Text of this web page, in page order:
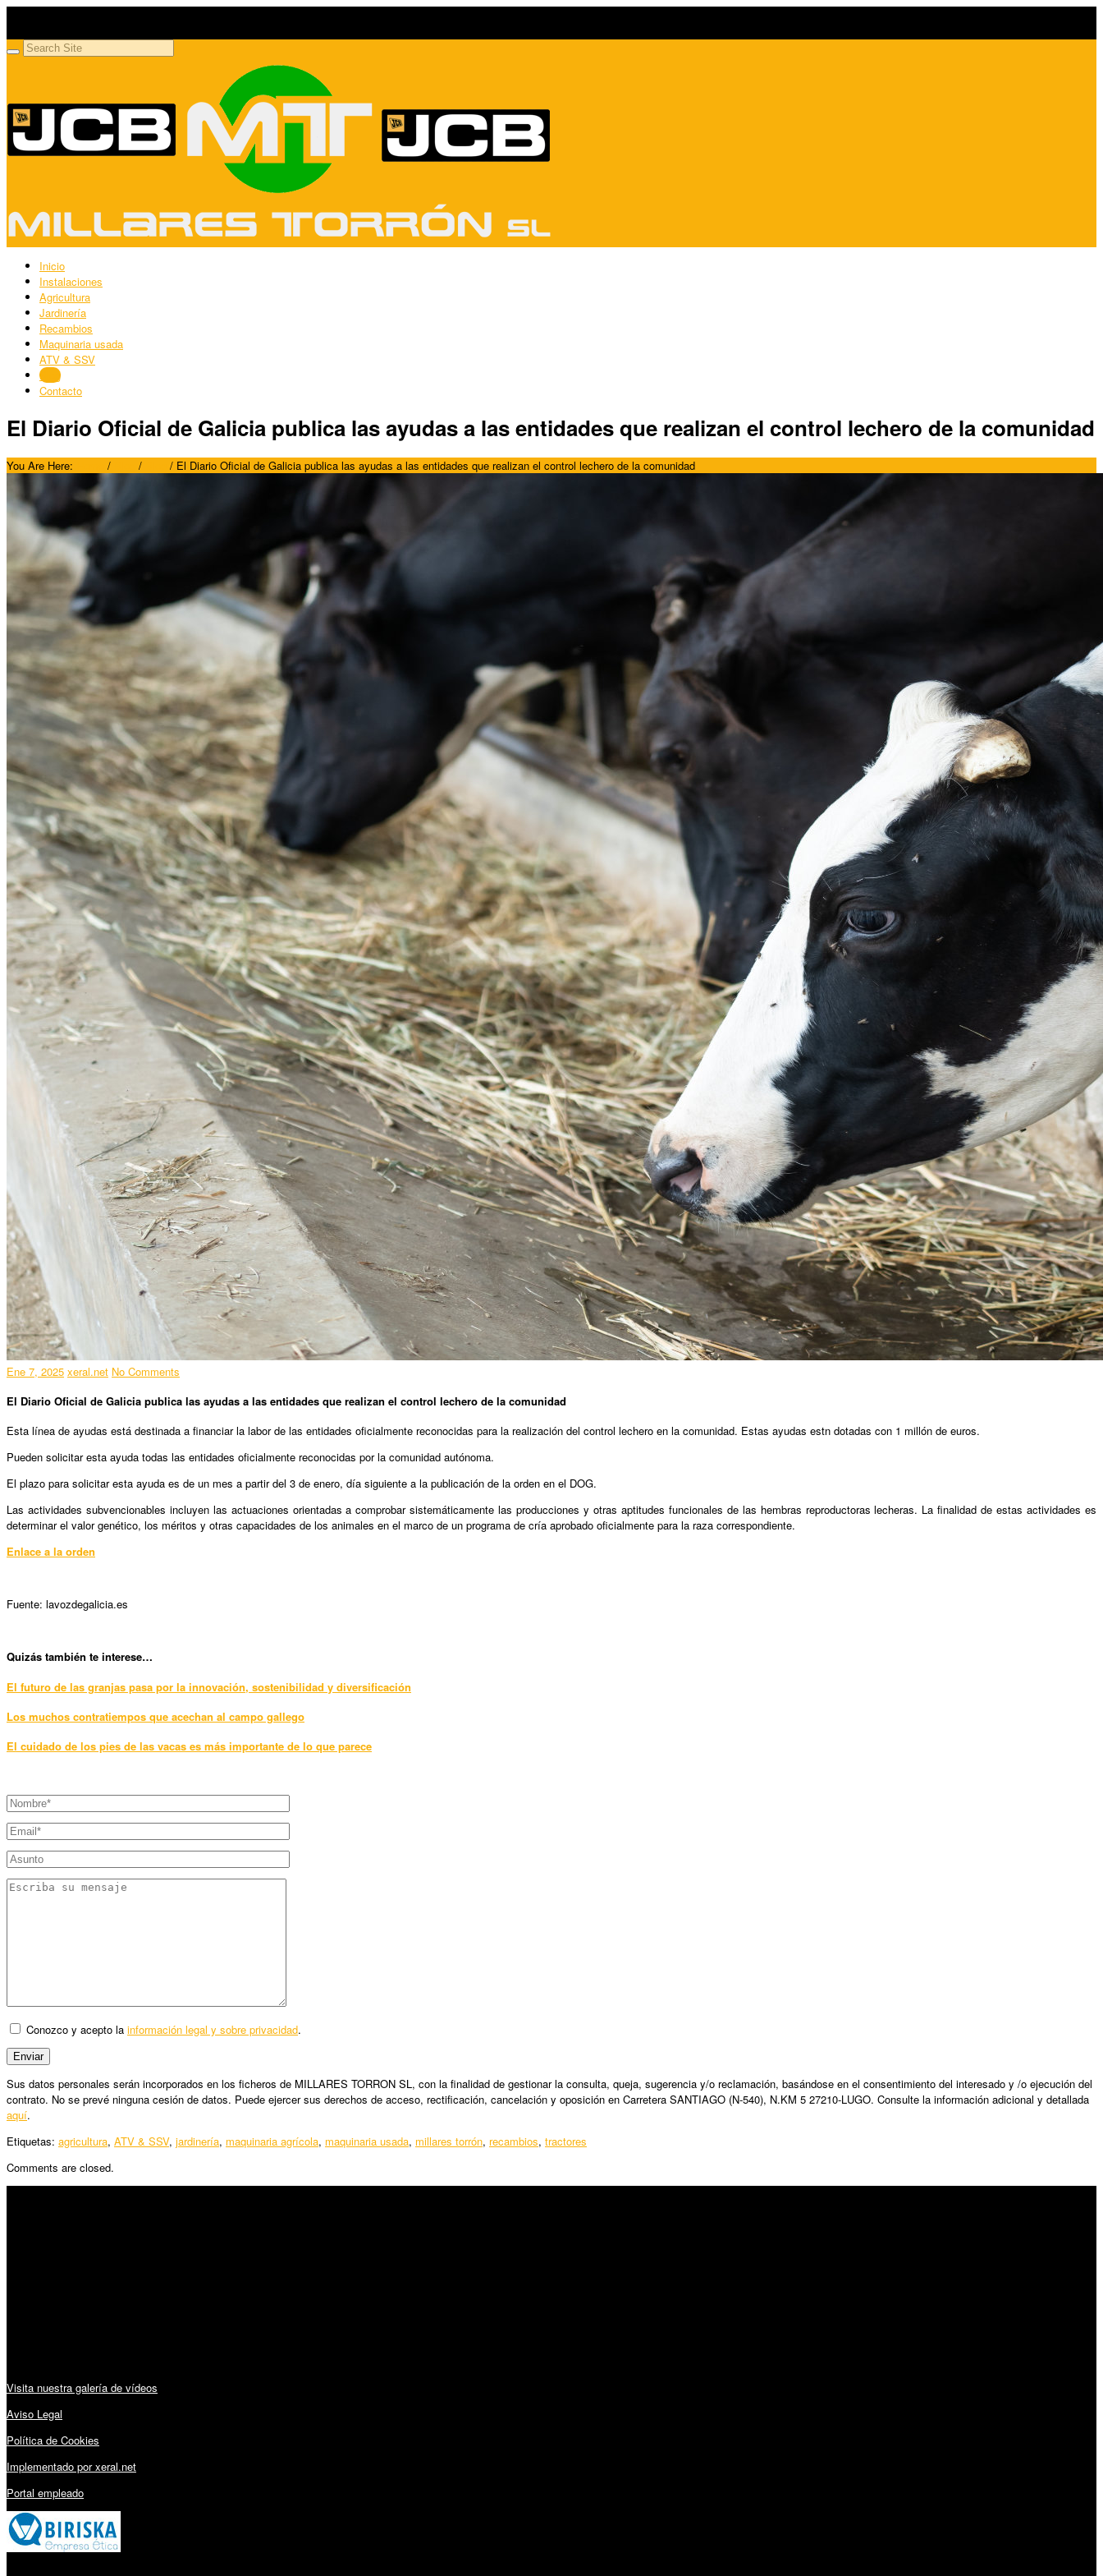
Inicio
Instalaciones
Agricultura
Jardinería
Recambios
Maquinaria usada
ATV & SSV
Blog
Contacto
El Diario Oficial de Galicia publica las ayudas a las entidades que realizan el control lechero de la comunidad
You Are Here: / / / El Diario Oficial de Galicia publica las ayudas a las entidades que realizan el control lechero de la comunidad
Ene 7, 2025 xeral.net No Comments
El Diario Oficial de Galicia publica las ayudas a las entidades que realizan el control lechero de la comunidad
Esta línea de ayudas está destinada a financiar la labor de las entidades oficialmente reconocidas para la realización del control lechero en la comunidad. Estas ayudas estn dotadas con 1 millón de euros.
Pueden solicitar esta ayuda todas las entidades oficialmente reconocidas por la comunidad autónoma.
El plazo para solicitar esta ayuda es de un mes a partir del 3 de enero, día siguiente a la publicación de la orden en el DOG.
Las actividades subvencionables incluyen las actuaciones orientadas a comprobar sistemáticamente las producciones y otras aptitudes funcionales de las hembras reproductoras lecheras. La finalidad de estas actividades es
determinar el valor genético, los méritos y otras capacidades de los animales en el marco de un programa de cría aprobado oficialmente para la raza correspondiente.
Enlace a la orden
Fuente: lavozdegalicia.es
Quizás también te interese…
El futuro de las granjas pasa por la innovación, sostenibilidad y diversificación
Los muchos contratiempos que acechan al campo gallego
El cuidado de los pies de las vacas es más importante de lo que parece
Conozco y acepto la información legal y sobre privacidad.
Sus datos personales serán incorporados en los ficheros de MILLARES TORRON SL, con la finalidad de gestionar la consulta, queja, sugerencia y/o reclamación, basándose en el consentimiento del interesado y /o ejecución del
contrato. No se prevé ninguna cesión de datos. Puede ejercer sus derechos de acceso, rectificación, cancelación y oposición en Carretera SANTIAGO (N-540), N.KM 5 27210-LUGO. Consulte la información adicional y detallada
aquí.
Etiquetas: agricultura, ATV & SSV, jardinería, maquinaria agrícola, maquinaria usada, millares torrón, recambios, tractores
Comments are closed.
Visita nuestra galería de vídeos
Aviso Legal
Política de Cookies
Implementado por xeral.net
Portal empleado